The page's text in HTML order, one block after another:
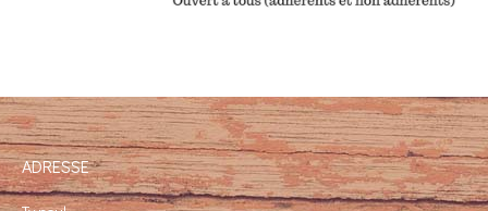
ADRESSE